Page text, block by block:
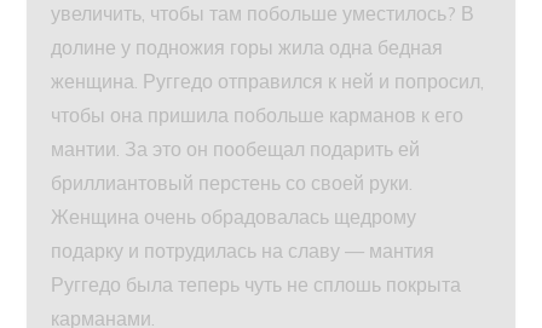
увеличить, чтобы там побольше уместилось? В
долине у подножия горы жила одна бедная
женщина. Руггедо отправился к ней и попросил,
чтобы она пришила побольше карманов к его
мантии. За это он пообещал подарить ей
бриллиантовый перстень со своей руки.
Женщина очень обрадовалась щедрому
подарку и потрудилась на славу — мантия
Руггедо была теперь чуть не сплошь покрыта
карманами.